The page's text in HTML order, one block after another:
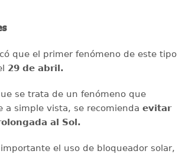
que el primer fenómeno de este tipo
29 de abril.
se trata de un fenómeno que
a simple vista, se recomienda evitar
al Sol.
el uso de bloqueador solar,